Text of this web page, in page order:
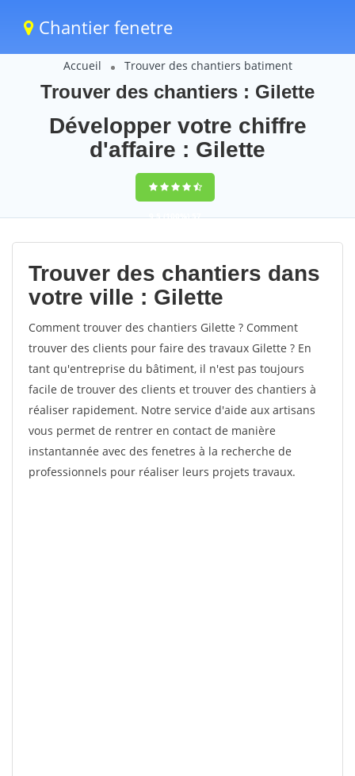
Chantier fenetre
Accueil Trouver des chantiers batiment
Trouver des chantiers : Gilette
Développer votre chiffre
d'affaire : Gilette
9,5(100%)57
votes
Trouver des chantiers dans
votre ville : Gilette
Comment trouver des chantiers Gilette ? Comment
trouver des clients pour faire des travaux Gilette ? En
tant qu'entreprise du bâtiment, il n'est pas toujours
facile de trouver des clients et trouver des chantiers à
réaliser rapidement. Notre service d'aide aux artisans
vous permet de rentrer en contact de manière
instantannée avec des fenetres à la recherche de
professionnels pour réaliser leurs projets travaux.